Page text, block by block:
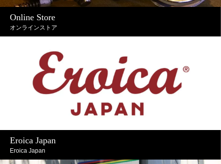
Online Store
オンラインストア
Eroica Japan
Eroica Japan